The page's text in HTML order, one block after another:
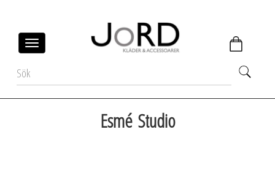
Toggle
Esmé Studio